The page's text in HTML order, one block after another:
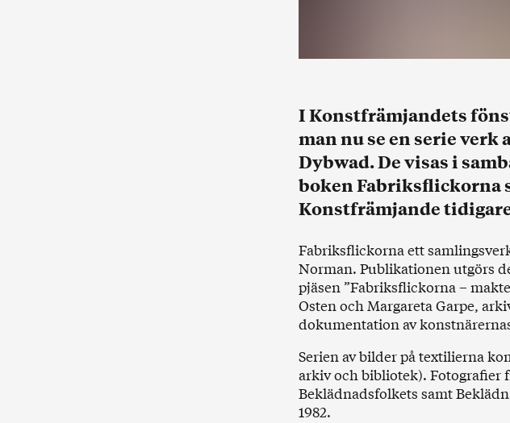
I Konstfrämjandets
man nu se en serie verk
Dybwad. De visas i
boken Fabriksflickorna
Konstfrämjande
Fabriksflickorna ett
Norman. Publikationen utgörs
pjäsen ”Fabriksflickorna –
Osten och Margareta Garpe,
dokumentation av
Serien av bilder på textilierna
arkiv och bibliotek).
Beklädnadsfolkets samt
1982.